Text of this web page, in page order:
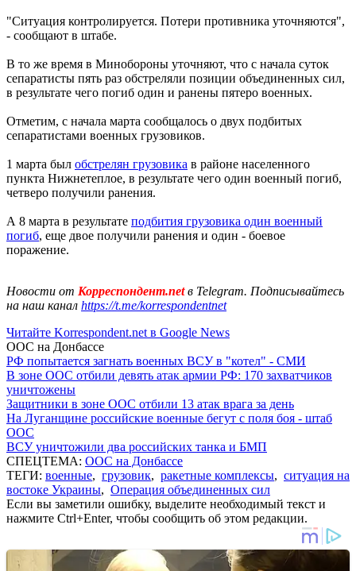
"Ситуация контролируется. Потери противника уточняются",
- сообщают в штабе.
В то же время в Минобороны уточняют, что с начала суток
сепаратисты пять раз обстреляли позиции объединенных сил,
в результате чего погиб один и ранены пятеро военных.
Отметим, с начала марта сообщалось о двух подбитых
сепаратистами военных грузовиков.
1 марта был обстрелян грузовика в районе населенного
пункта Нижнетеплое, в результате чего один военный погиб,
четверо получили ранения.
А 8 марта в результате подбития грузовика один военный
погиб, еще двое получили ранения и один - боевое
поражение.
Новости от Корреспондент.netв Telegram. Подписывайтесь
на наш канал https://t.me/korrespondentnet
Читайте Korrespondent.net в Google News
ООС на Донбассе
РФ попытается загнать военных ВСУ в "котел" - СМИ
В зоне ООС отбили девять атак армии РФ: 170 захватчиков
уничтожены
Защитники в зоне ООС отбили 13 атак врага за день
На Луганщине российские военные бегут с поля боя - штаб
ООС
ВСУ уничтожили два российских танка и БМП
СПЕЦТЕМА: ООС на Донбассе
ТЕГИ: военные, грузовик, ракетные комплексы, ситуация на
востоке Украины, Операция объединенных сил
Если вы заметили ошибку, выделите необходимый текст и
нажмите Ctrl+Enter, чтобы сообщить об этом редакции.